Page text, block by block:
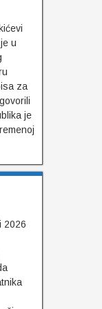
u
za
je
2026